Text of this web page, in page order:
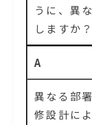
うに、異
しますか？
A
異なる部
修設計に